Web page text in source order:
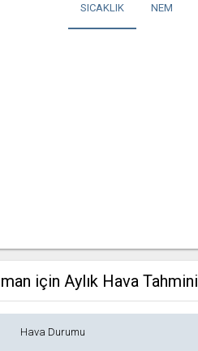
SICAKLIK NEM
için Aylık Hava Tahmini
Hava Durumu